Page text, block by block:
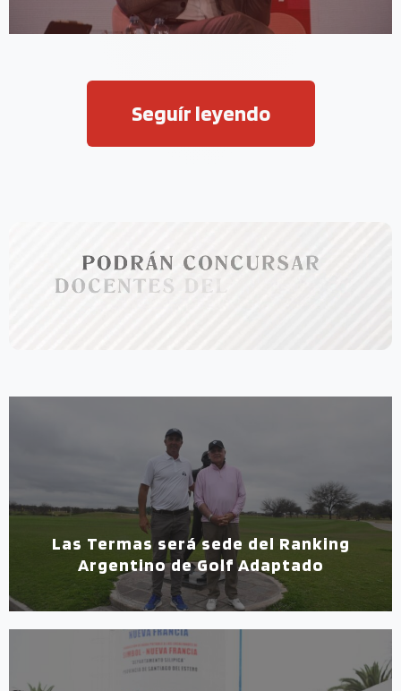
Seguír leyendo
Las Termas será sede del Ranking
Argentino de Golf Adaptado